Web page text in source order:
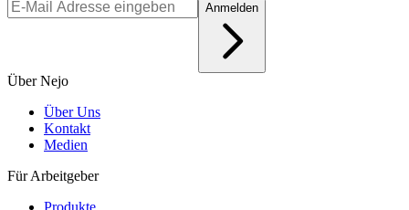
Anmelden
Über Nejo
Über Uns
Kontakt
Medien
Für Arbeitgeber